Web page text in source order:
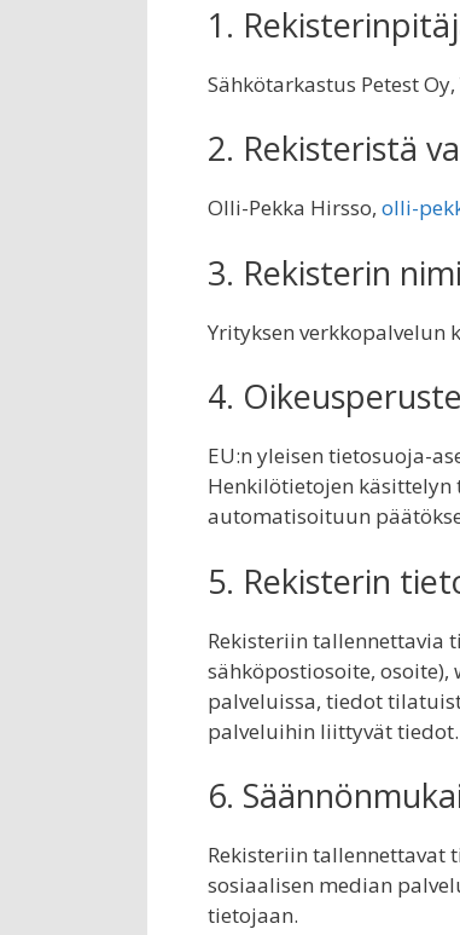
1.
Sähkötarkastus Petest
2. Rekisteristä
Olli-Pekka Hirsso, olli-
3. Rekisterin nimi
Yrityksen verkkopalvelun
4.
EU:n yleisen tietosuoja-
Henkilötietojen
automatisoituun
5. Rekisterin
Rekisteriin tallennettavia
sähköpostiosoite,
palveluissa, tiedot
palveluihin liittyvät tiedot.
6.
Rekisteriin tallennettavat
sosiaalisen median
tietojaan.